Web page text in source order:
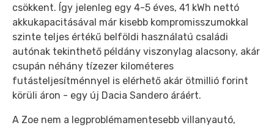
csökkent. Így jelenleg egy 4-5 éves, 41 kWh nettó
akkukapacitásával már kisebb kompromisszumokkal
szinte teljes értékű belföldi használatú családi
autónak tekinthető példány viszonylag alacsony, akár
csupán néhány tízezer kilométeres
futásteljesítménnyel is elérhető akár ötmillió forint
körüli áron - egy új Dacia Sandero áráért.
A Zoe nem a legproblémamentesebb villanyautó,